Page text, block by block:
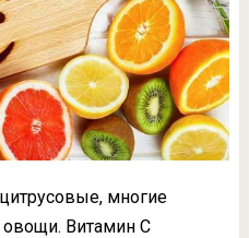
многие
Витамин С